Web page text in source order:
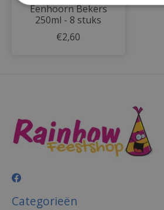
Eenhoorn Bekers
250ml - 8 stuks
€2,60
Categorieën